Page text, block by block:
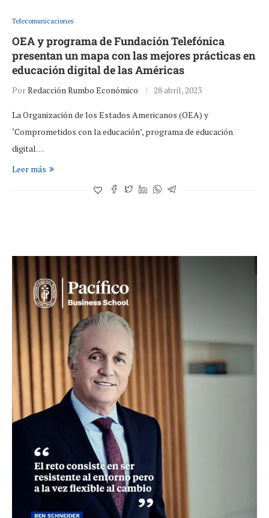
Telecomunicaciones
OEA y programa de Fundación Telefónica
presentan un mapa con las mejores prácticas en
educación digital de las Américas
PorRedacción Rumbo Económico 28 abril, 2023
La Organización de los Estados Americanos (OEA) y
‘Comprometidos con la educación’, programa de educación
digital…
Leer más